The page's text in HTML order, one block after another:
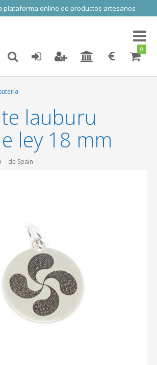
plataforma online de productos artesanos
Toggle
0
lauburu
ley 18 mm
de Spain